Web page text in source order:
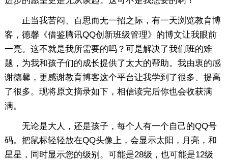
正当我苦闷、百思而无一招之际，有一天浏览教育博
客，德馨《借鉴腾讯QQ创新班级管理》的博文让我眼前
一亮。这不就是我所需要的吗？可是解决了我们班的难
题，为我和孩子们的成长提供了太大的帮助。我由衷的感
谢德馨，更感谢教育博客这个平台让我学到了很多、提高
了很多。现将原文摘录如下，相信读完后你也会收获满
满。
无论是大人，还是孩子，每个人有一个自己的QQ号
码。把鼠标轻轻放在QQ头像上，会显示太阳，月亮，和
星星，同时显示您的级别。可能是28级，也可能是12级